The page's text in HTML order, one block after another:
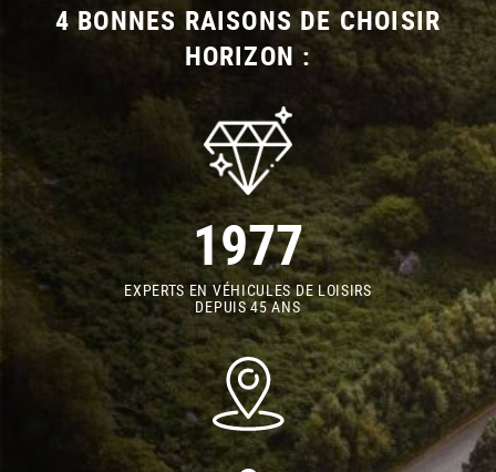
4 BONNES RAISONS DE CHOISIR
HORIZON :
1977
EXPERTS EN VÉHICULES DE LOISIRS
DEPUIS 45 ANS